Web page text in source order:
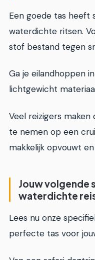
Een goede tas heeft
waterdichte ritsen.
stof bestand tegen
Ga je eilandhoppen
lichtgewicht
Veel reizigers
te nemen op een
makkelijk opvouwt
Jouw volgende
waterdichte
Lees nu onze
perfecte tas voor